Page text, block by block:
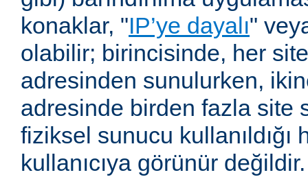
konaklar, "IP’ye dayalı"
olabilir; birincisinde, her
adresinden sunulurken,
adresinde birden fazla site
fiziksel sunucu
kullanıcıya görünür değildir.